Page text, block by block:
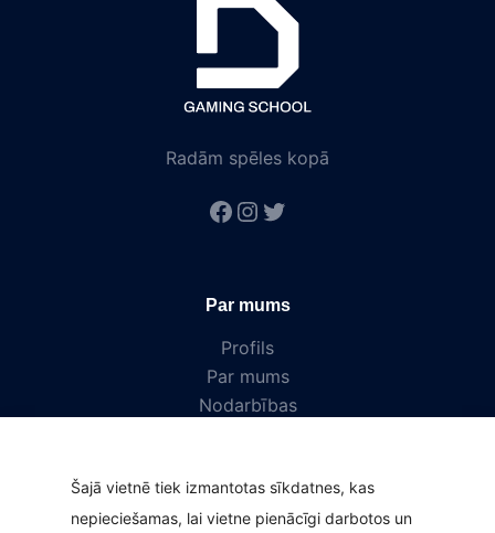
Šajā vietnē tiek izmantotas sīkdatnes, kas
nepieciešamas, lai vietne pienācīgi darbotos un
Radām spēles kopā
# # #
Par mums
Profils
Par mums
Nodarbības
Kontakti